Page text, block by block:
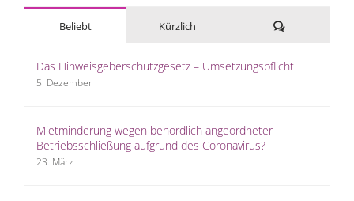
Beliebt Kürzlich Kommentare
Das Hinweisgeberschutzgesetz – Umsetzungspflicht
5. Dezember
Mietminderung wegen behördlich angeordneter
Betriebsschließung aufgrund des Coronavirus?
23. März